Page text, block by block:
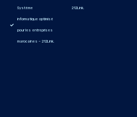
Système
informatique optimisé
pour les entreprises
marocaines – 212Link.
212Link.